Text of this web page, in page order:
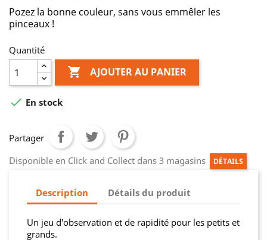
Pozez la bonne couleur, sans vous emmêler les
pinceaux !
Quantité
 AJOUTER AU PANIER
 En stock
Partager
Disponible en Click and Collect dans 3 magasins
DÉTAILS
Description Détails du produit
Un jeu d'observation et de rapidité pour les petits et
grands.